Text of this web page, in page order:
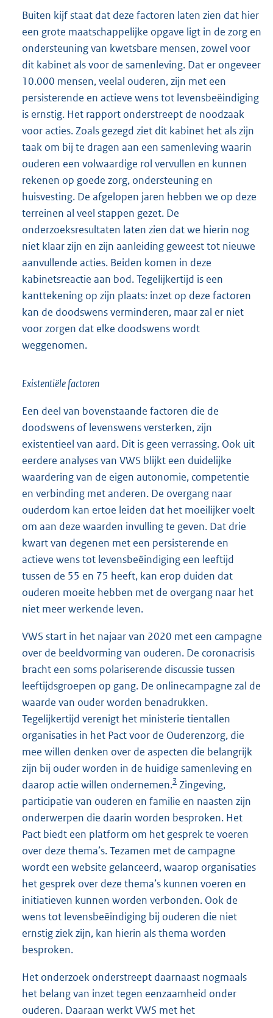
Buiten kijf staat dat deze factoren laten zien dat hier
een grote maatschappelijke opgave ligt in de zorg en
ondersteuning van kwetsbare mensen, zowel voor
dit kabinet als voor de samenleving. Dat er ongeveer
10.000 mensen, veelal ouderen, zijn met een
persisterende en actieve wens tot levensbeëindiging
is ernstig. Het rapport onderstreept de noodzaak
voor acties. Zoals gezegd ziet dit kabinet het als zijn
taak om bij te dragen aan een samenleving waarin
ouderen een volwaardige rol vervullen en kunnen
rekenen op goede zorg, ondersteuning en
huisvesting. De afgelopen jaren hebben we op deze
terreinen al veel stappen gezet. De
onderzoeksresultaten laten zien dat we hierin nog
niet klaar zijn en zijn aanleiding geweest tot nieuwe
aanvullende acties. Beiden komen in deze
kabinetsreactie aan bod. Tegelijkertijd is een
kanttekening op zijn plaats: inzet op deze factoren
kan de doodswens verminderen, maar zal er niet
voor zorgen dat elke doodswens wordt
weggenomen.
Existentiële factoren
Een deel van bovenstaande factoren die de
doodswens of levenswens versterken, zijn
existentieel van aard. Dit is geen verrassing. Ook uit
eerdere analyses van VWS blijkt een duidelijke
waardering van de eigen autonomie, competentie
en verbinding met anderen. De overgang naar
ouderdom kan ertoe leiden dat het moeilijker voelt
om aan deze waarden invulling te geven. Dat drie
kwart van degenen met een persisterende en
actieve wens tot levensbeëindiging een leeftijd
tussen de 55 en 75 heeft, kan erop duiden dat
ouderen moeite hebben met de overgang naar het
niet meer werkende leven.
VWS start in het najaar van 2020 met een campagne
over de beeldvorming van ouderen. De coronacrisis
bracht een soms polariserende discussie tussen
leeftijdsgroepen op gang. De onlinecampagne zal de
waarde van ouder worden benadrukken.
Tegelijkertijd verenigt het ministerie tientallen
organisaties in het Pact voor de Ouderenzorg, die
mee willen denken over de aspecten die belangrijk
zijn bij ouder worden in de huidige samenleving en
daarop actie willen ondernemen.3 Zingeving,
participatie van ouderen en familie en naasten zijn
onderwerpen die daarin worden besproken. Het
Pact biedt een platform om het gesprek te voeren
over deze thema’s. Tezamen met de campagne
wordt een website gelanceerd, waarop organisaties
het gesprek over deze thema’s kunnen voeren en
initiatieven kunnen worden verbonden. Ook de
wens tot levensbeëindiging bij ouderen die niet
ernstig ziek zijn, kan hierin als thema worden
besproken.
Het onderzoek onderstreept daarnaast nogmaals
het belang van inzet tegen eenzaamheid onder
ouderen. Daaraan werkt VWS met het